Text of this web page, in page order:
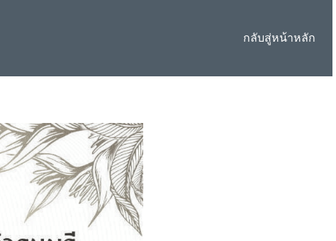
กลับสู่หน้าหลัก